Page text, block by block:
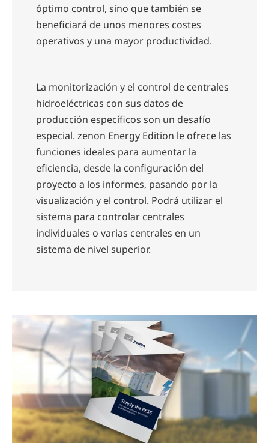
óptimo control, sino que también se
beneficiará de unos menores costes
operativos y una mayor productividad.
La monitorización y el control de centrales
hidroeléctricas con sus datos de
producción específicos son un desafío
especial. zenon Energy Edition le ofrece las
funciones ideales para aumentar la
eficiencia, desde la configuración del
proyecto a los informes, pasando por la
visualización y el control. Podrá utilizar el
sistema para controlar centrales
individuales o varias centrales en un
sistema de nivel superior.